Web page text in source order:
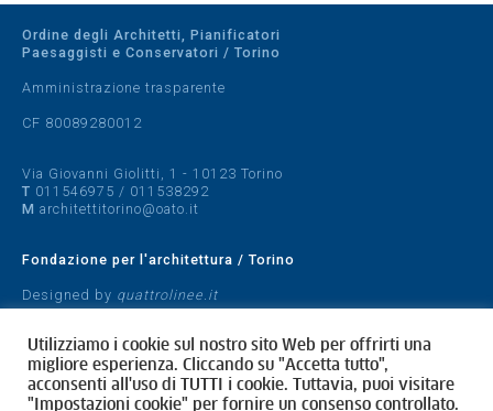
Ordine degli Architetti, Pianificatori
Paesaggisti e Conservatori / Torino
Amministrazione trasparente
CF 80089280012
Via Giovanni Giolitti, 1 - 10123 Torino
T 011546975 / 011538292
M architettitorino@oato.it
Fondazione per l'architettura / Torino
Designed by quattrolinee.it
Cookie Policy
Privacy Policy
Utilizziamo i cookie sul nostro sito Web per offrirti una
migliore esperienza. Cliccando su "Accetta tutto",
acconsenti all'uso di TUTTI i cookie. Tuttavia, puoi visitare
"Impostazioni cookie" per fornire un consenso controllato.